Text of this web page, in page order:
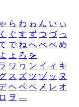
ゃ ら わ ゎ ん い ぃ
く ぐ す ず つ づ っ
で ね へ べ ぺ め
よ ょ ろ を
ワ ヮ ン イ ィ キ
ス ズ ツ ヅ ッ ヌ
ヘ ベ ペ メ レ オ
ロ ヲ ―